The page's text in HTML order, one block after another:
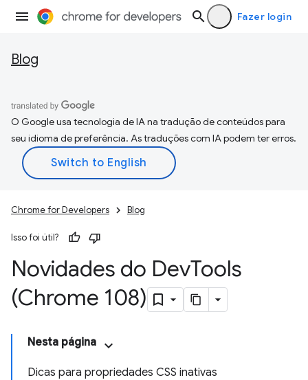
Fazer login
Blog
O Google usa tecnologia de IA na tradução de conteúdos para
seu idioma de preferência. As traduções com IA podem ter erros.
Chrome for Developers Blog
Isso foi útil?
Novidades do DevTools
(Chrome 108)
Nesta página
Dicas para propriedades CSS inativas